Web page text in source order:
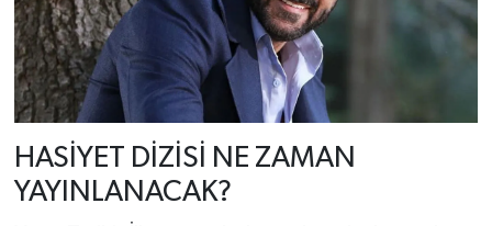
HASİYET DİZİSİ NE ZAMAN
YAYINLANACAK?